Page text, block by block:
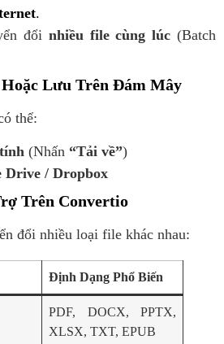
.
đổi nhiều file cùng lúc (Batch
Lưu Trên Đám Mây
thể:
(Nhấn “Tải về”)
Drive / Dropbox
Trên Convertio
đổi nhiều loại file khác nhau:
Định Dạng Phổ Biến
PDF, DOCX, PPTX,
XLSX, TXT, EPUB